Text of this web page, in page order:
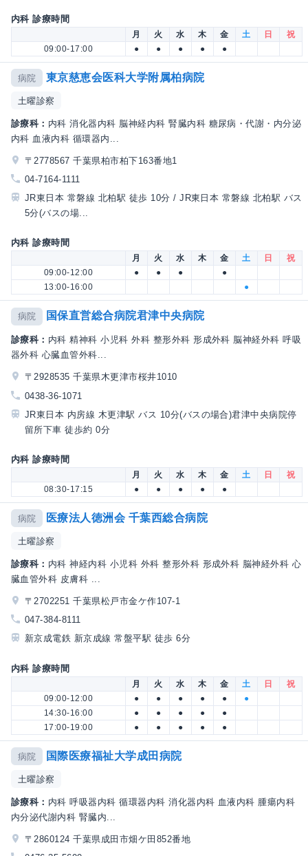
内科 診療時間
月 火 水 木 金 土 日
祝
09:00-17:00
● ● ● ● ●
病院 東京慈恵会医科大学附属柏病院
土曜診察
診療科： 内科 消化器内科 脳神経内科 腎臓内科 糖尿病・代謝・内分泌
内科 血液内科 循環器内...
〒2778567 千葉県柏市柏下163番地1
04-7164-1111
JR東日本 常磐線 北柏駅 徒歩 10分 / JR東日本 常磐線 北柏駅 バス
5分(バスの場...
内科 診療時間
月 火 水 木 金 土 日
祝
09:00-12:00
● ● ●
●
13:00-16:00
●
病院 国保直営総合病院君津中央病院
診療科： 内科 精神科 小児科 外科 整形外科 形成外科 脳神経外科 呼吸
器外科 心臓血管外科...
〒2928535 千葉県木更津市桜井1010
0438-36-1071
JR東日本 内房線 木更津駅 バス 10分(バスの場合)君津中央病院停
留所下車 徒歩約 0分
内科 診療時間
月 火 水 木 金 土 日
祝
08:30-17:15
● ● ● ● ●
病院 医療法人徳洲会 千葉西総合病院
土曜診察
診療科： 内科 神経内科 小児科 外科 整形外科 形成外科 脳神経外科 心
臓血管外科 皮膚科 ...
〒2702251 千葉県松戸市金ケ作107-1
047-384-8111
新京成電鉄 新京成線 常盤平駅 徒歩 6分
内科 診療時間
月 火 水 木 金 土 日
祝
09:00-12:00
● ● ● ● ●
●
14:30-16:00
● ● ● ●
●
17:00-19:00
● ● ● ● ●
病院 国際医療福祉大学成田病院
土曜診察
診療科： 内科 呼吸器内科 循環器内科 消化器内科 血液内科 腫瘍内科
内分泌代謝内科 腎臓内...
〒2860124 千葉県成田市畑ケ田852番地